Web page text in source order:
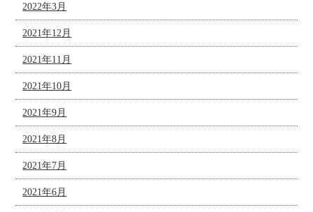
2022年3月
2021年12月
2021年11月
2021年10月
2021年9月
2021年8月
2021年7月
2021年6月